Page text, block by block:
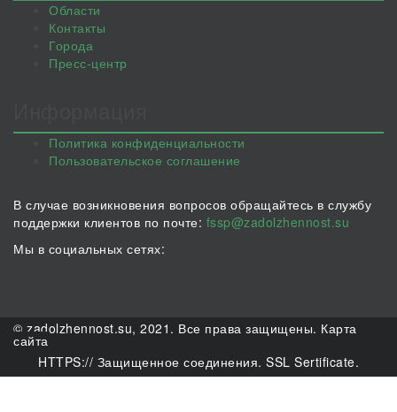
Области
Контакты
Города
Пресс-центр
Политика конфиденциальности
Пользовательское соглашение
В случае возникновения вопросов обращайтесь в службу
поддержки клиентов по почте: fssp@zadolzhennost.su
Мы в социальных сетях:
© zadolzhennost.su, 2021. Все права защищены. Карта
сайта
HTTPS:// Защищенное соединения. SSL Sertificate.